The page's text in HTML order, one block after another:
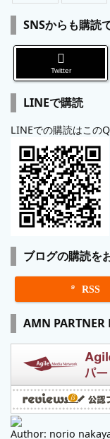
SNSからも購読
Twitter
LINEで購読
LINEでの購読はこの
ブログの購読を
 RSS
AMN PARTNER
Author: norio